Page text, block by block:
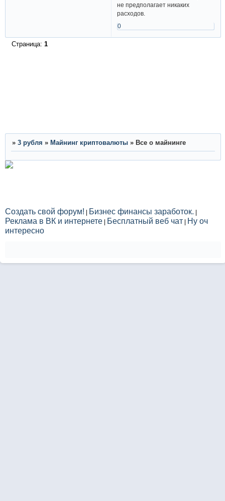
не предполагает никаких
расходов.
0
Страница: 1
» 3 рубля » Майнинг криптовалюты » Все о майнинге
Создать свой форум! Бизнес финансы заработок.
Реклама в ВК и интернете Бесплатный веб чат Ну оч
интересно